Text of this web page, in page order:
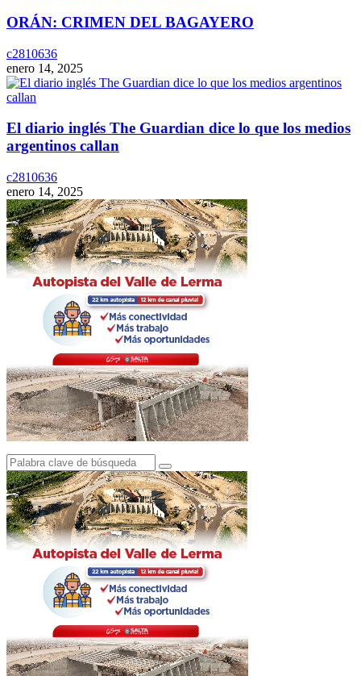
ORÁN: CRIMEN DEL BAGAYERO
c2810636
enero 14, 2025
El diario inglés The Guardian dice lo que los medios
argentinos callan
c2810636
enero 14, 2025